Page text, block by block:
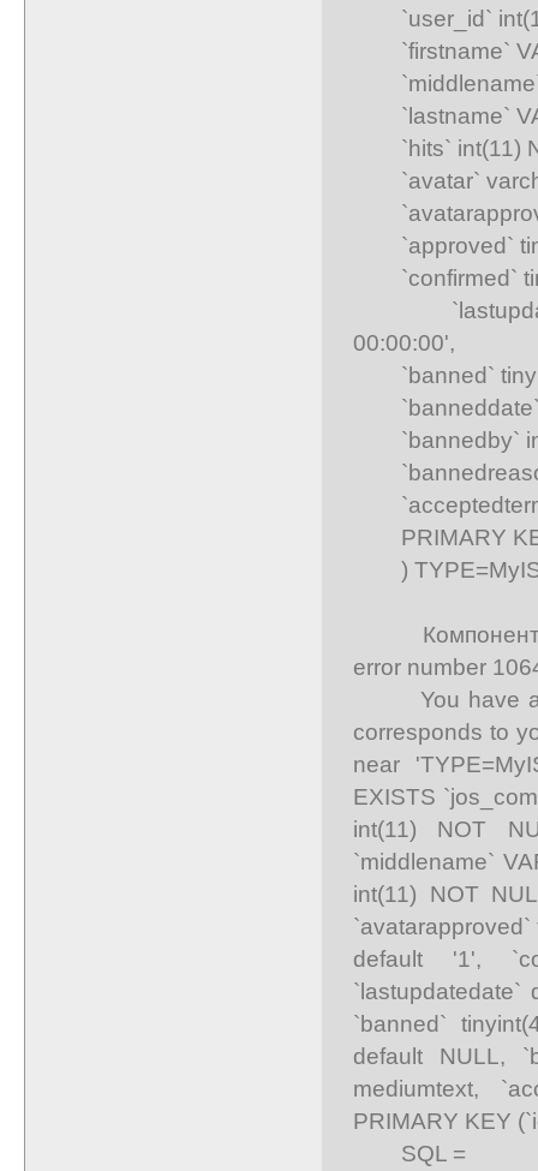
`user_id`
`firstname`
`middlename`
`lastname`
`hits` int(11)
`avatar`
`approved`
`confirmed`
00:00:00',
`banned`
`banneddate`
`bannedby`
PRIMARY
)
Компонент
error number
You have an
corresponds to
near
EXISTS
int(11) NOT
`middlename`
int(11) NOT
default '1',
`lastupdatedate`
`banned`
default NULL,
mediumtext,
PRIMARY KEY
SQL =